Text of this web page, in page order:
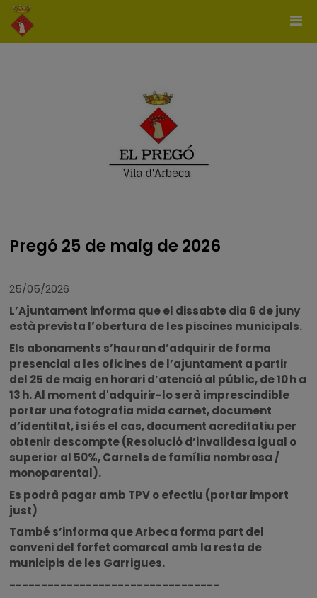
Pregó 25 de maig de 2026
25/05/2026
L’Ajuntament informa que el dissabte dia 6 de juny
està prevista l’obertura de les piscines municipals.
Els abonaments s’hauran d’adquirir de forma
presencial a les oficines de l’ajuntament a partir
del 25 de maig en horari d’atenció al públic, de 10 h a
13 h. Al moment d'adquirir-lo serà imprescindible
portar una fotografia mida carnet, document
d’identitat, i si és el cas, document acreditatiu per
obtenir descompte (Resolució d’invalidesa igual o
superior al 50%, Carnets de família nombrosa /
monoparental).
Es podrà pagar amb TPV o efectiu (portar import
just)
També s’informa que Arbeca forma part del
conveni del forfet comarcal amb la resta de
municipis de les Garrigues.
---------------------------------